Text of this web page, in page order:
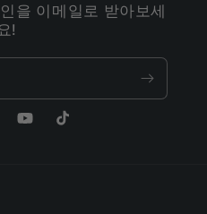
을 이메일로 받아보세
!
YouTubeTikTok